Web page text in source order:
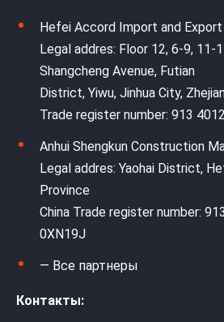
Hefei Accord Import and Export
Legal addres: Floor 12, 6-9, 11-
Shangcheng Avenue, Futian
District, Yiwu, Jinhua City,
Trade register number: 913
Anhui Shengkun Construction
Legal addres: Yaohai District,
Province
China Trade register number:
0XN19J
— Все партнеры
Контакты: